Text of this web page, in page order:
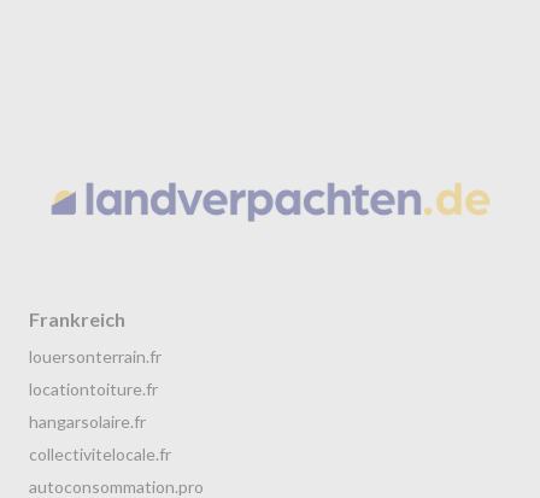
Frankreich
louersonterrain.fr
locationtoiture.fr
hangarsolaire.fr
collectivitelocale.fr
autoconsommation.pro